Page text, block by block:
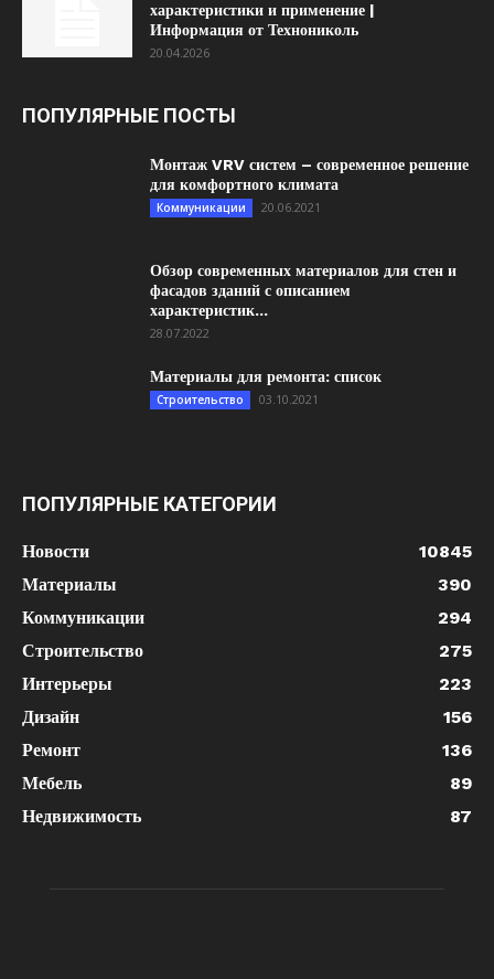
характеристики и применение |
Информация от Технониколь
20.04.2026
ПОПУЛЯРНЫЕ ПОСТЫ
Монтаж VRV систем – современное решение
для комфортного климата
Коммуникации 20.06.2021
Обзор современных материалов для стен и
фасадов зданий с описанием
характеристик...
28.07.2022
Материалы для ремонта: список
Строительство 03.10.2021
ПОПУЛЯРНЫЕ КАТЕГОРИИ
Новости
10845
Материалы
390
Коммуникации
294
Строительство
275
Интерьеры
223
Дизайн
156
Ремонт
136
Мебель
89
Недвижимость
87